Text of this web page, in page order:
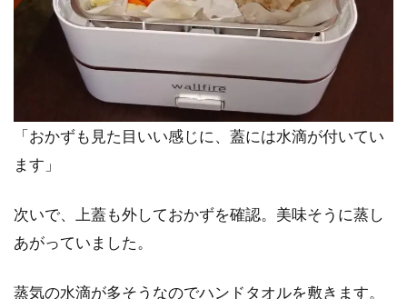
「おかずも見た目いい感じに、蓋には水滴が付いてい
ます」
次いで、上蓋も外しておかずを確認。美味そうに蒸し
あがっていました。
蒸気の水滴が多そうなのでハンドタオルを敷きます。